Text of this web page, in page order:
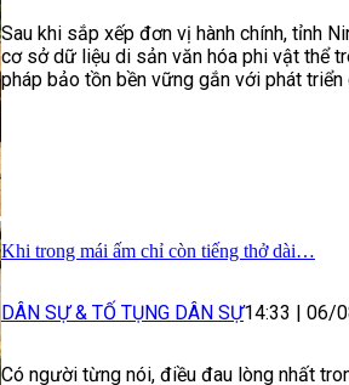
Sau khi sắp xếp đơn vị hành chính, tỉnh
cơ sở dữ liệu di sản văn hóa phi vật thể
pháp bảo tồn bền vững gắn với phát triển
Khi trong mái ấm chỉ còn tiếng thở dài…
DÂN SỰ & TỐ TỤNG DÂN SỰ14:33 | 06/
Có người từng nói, điều đau lòng nhất